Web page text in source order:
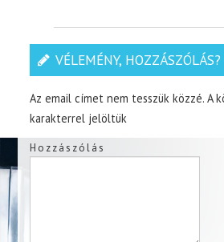
VÉLEMÉNY, HOZZÁSZÓLÁS?
Az email címet nem tesszük közzé. A
karakterrel jelöltük
Hozzászólás